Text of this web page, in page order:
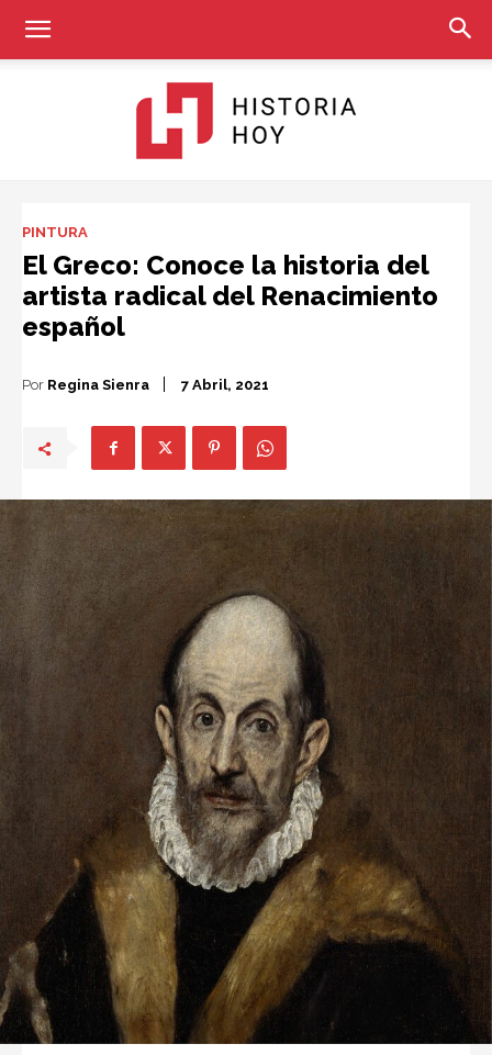
Hoy
PINTURA
El Greco: Conoce la historia del
artista radical del Renacimiento
español
Por Regina Sienra 7 Abril, 2021